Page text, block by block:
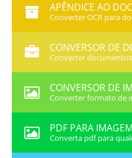
APÊNDICE AO
Converter OCR para
CONVERSOR DE
Converter
CONVERSOR DE
Converter formato de
PDF PARA IMAGEM
Converta pdf para